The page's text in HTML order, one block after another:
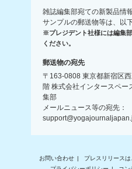
雑誌編集部宛ての新製品情
サンプルの郵送物等は、以
※プレジデント社様には編集
ください。
郵送物の宛先
〒163-0808 東京都新宿区
階 株式会社インタースペー
集部
メールニュース等の宛先：
お問い合わせ プレスリリースは